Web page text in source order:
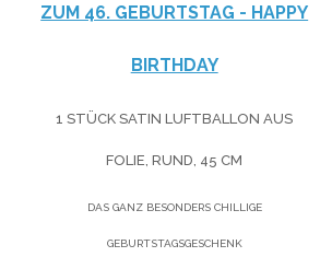
ZUM 46. GEBURTSTAG - HAPPY
BIRTHDAY
1 STÜCK SATIN LUFTBALLON AUS
FOLIE, RUND, 45 CM
DAS GANZ BESONDERS CHILLIGE
GEBURTSTAGSGESCHENK